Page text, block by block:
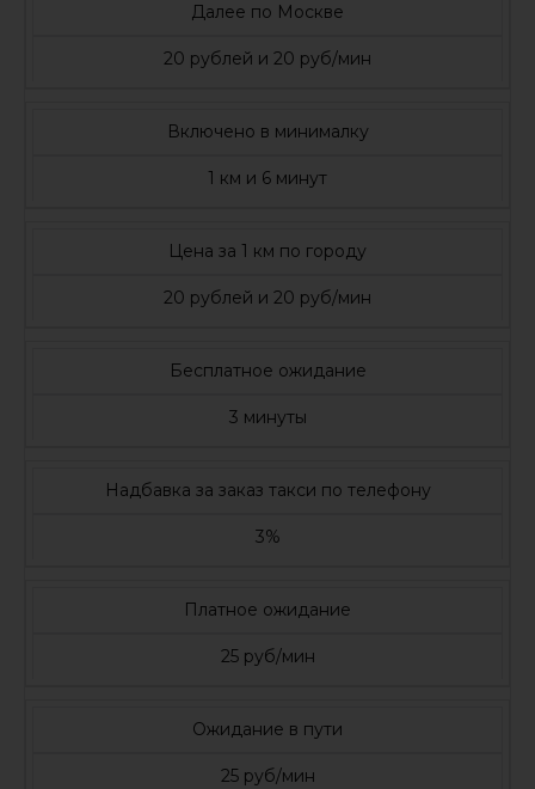
Далее по Москве
20 рублей и 20 руб/мин
Включено в минималку
1 км и 6 минут
Цена за 1 км по городу
20 рублей и 20 руб/мин
Бесплатное ожидание
3 минуты
Надбавка за заказ такси по телефону
3%
Платное ожидание
25 руб/мин
Ожидание в пути
25 руб/мин